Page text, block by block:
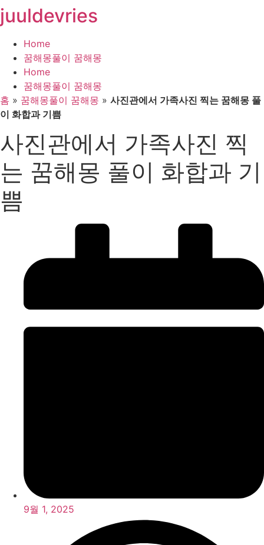
콘
텐
뛰
기
juuldevries
Home
꿈해몽풀이 꿈해몽
Home
꿈해몽풀이 꿈해몽
홈 » 꿈해몽풀이 꿈해몽 » 사진관에서 가족사진 찍는 꿈해몽 풀
이 화합과 기쁨
사진관에서 가족사진 찍
는 꿈해몽 풀이 화합과 기
쁨
9월 1, 2025